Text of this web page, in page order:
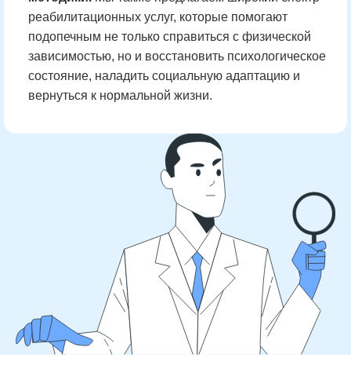
реабилитационных услуг, которые помогают
подопечным не только справиться с физической
зависимостью, но и восстановить психологическое
состояние, наладить социальную адаптацию и
вернуться к нормальной жизни.